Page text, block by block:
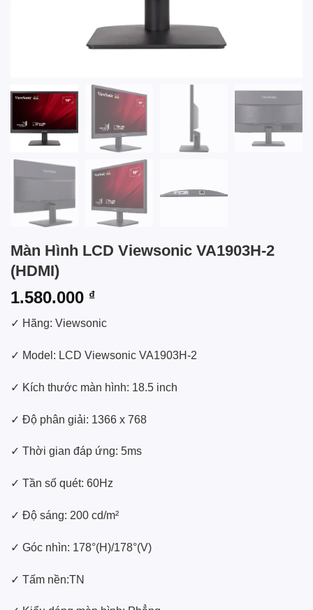
Màn Hình LCD Viewsonic VA1903H-2
(HDMI)
1.580.000 ₫
✓ Hãng: Viewsonic
✓ Model: LCD Viewsonic VA1903H-2
✓ Kích thước màn hình: 18.5 inch
✓ Độ phân giải: 1366 x 768
✓ Thời gian đáp ứng: 5ms
✓ Tần số quét: 60Hz
✓ Độ sáng: 200 cd/m²
✓ Góc nhìn: 178°(H)/178°(V)
✓ Tấm nền:TN